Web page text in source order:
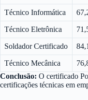
Técnico Informática
Técnico Eletrônica
Soldador Certificado
Técnico Mecânica
Conclusão: O certificado
certificações técnicas em